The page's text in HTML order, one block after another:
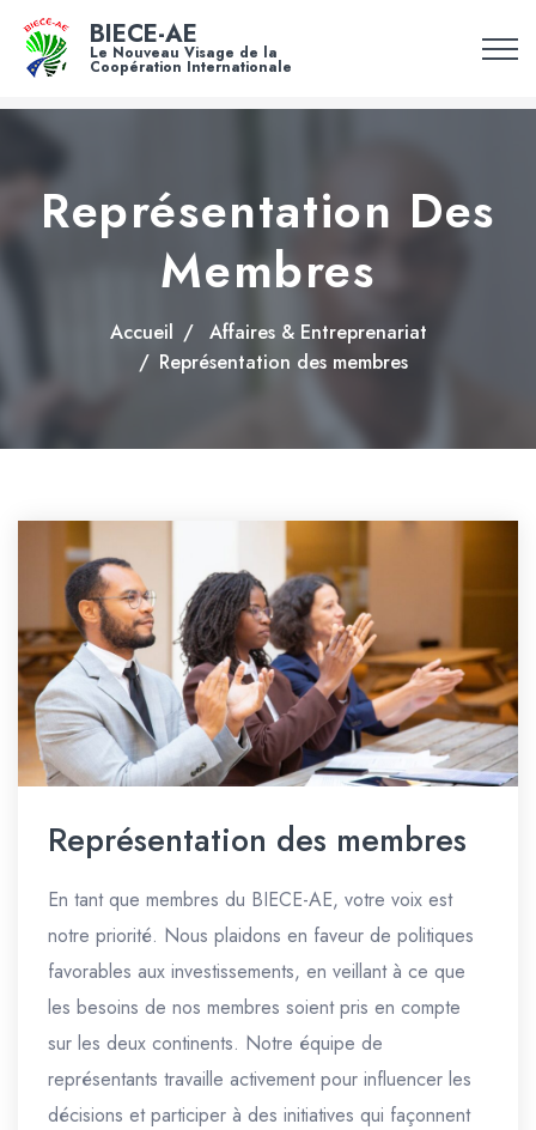
BIECE-AE
Le Nouveau Visage de la
Coopération Internationale
Représentation Des
Membres
Accueil
Affaires & Entreprenariat
Représentation des membres
Représentation des membres
En tant que membres du BIECE-AE, votre voix est
notre priorité. Nous plaidons en faveur de politiques
favorables aux investissements, en veillant à ce que
les besoins de nos membres soient pris en compte
sur les deux continents. Notre équipe de
représentants travaille activement pour influencer les
décisions et participer à des initiatives qui façonnent